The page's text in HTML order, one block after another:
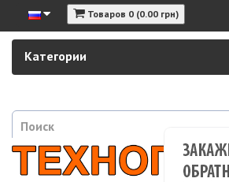
Товаров 0 (0.00 грн)
Категории